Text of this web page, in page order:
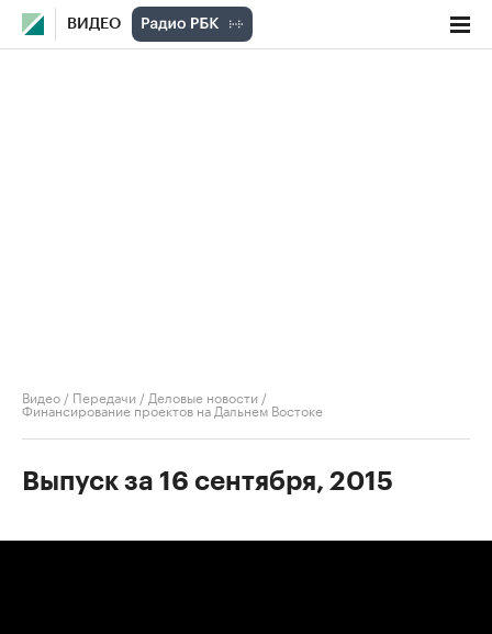
ВИДЕО
Видео / Передачи / Деловые новости /
Финансирование проектов на Дальнем Востоке
Выпуск за 16 сентября, 2015